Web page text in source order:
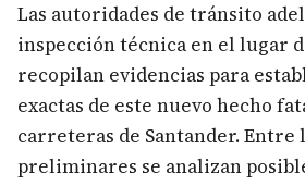
Las autoridades de tránsito
inspección técnica en el lugar
recopilan evidencias para
exactas de este nuevo hecho
carreteras de Santander. Entre
preliminares se analizan